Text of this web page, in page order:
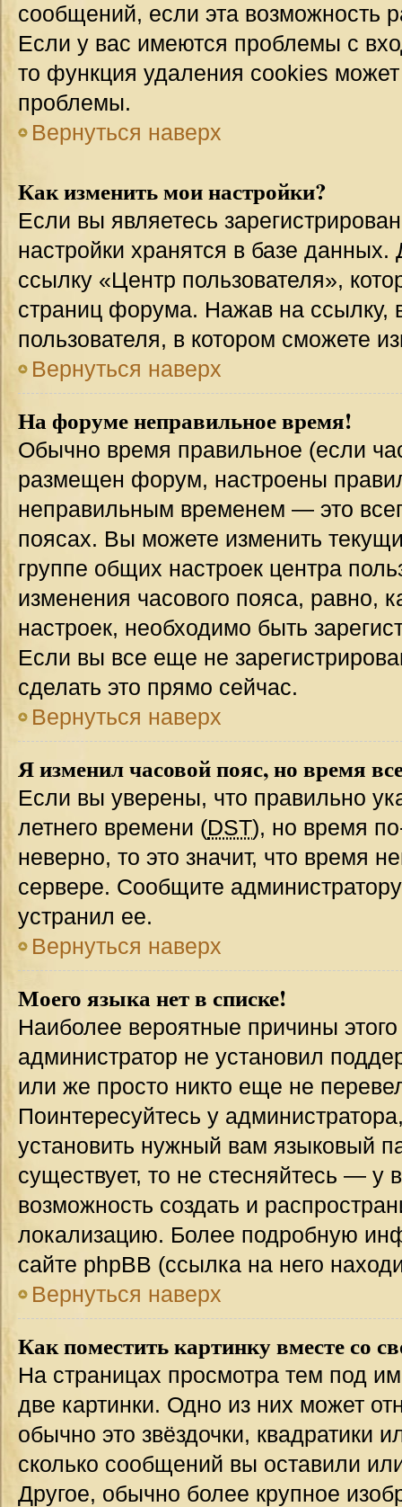
сообщений, если эта возможность
Если у вас имеются проблемы с
то функция удаления cookies
проблемы.
Вернуться наверх
Как изменить мои настройки?
Если вы являетесь
настройки хранятся в базе
ссылку «Центр пользователя»,
страниц форума. Нажав на ссылку,
пользователя, в котором сможете
Вернуться наверх
На форуме неправильное время!
Обычно время правильное (если
размещен форум, настроены
неправильным временем — это
поясах. Вы можете изменить
группе общих настроек центра
изменения часового пояса, равно,
настроек, необходимо быть
Если вы все еще не
сделать это прямо сейчас.
Вернуться наверх
Я изменил часовой пояс, но время
Если вы уверены, что правильно
летнего времени (DST), но время
неверно, то это значит, что время
сервере. Сообщите
устранил ее.
Вернуться наверх
Моего языка нет в списке!
Наиболее вероятные причины этого
администратор не установил
или же просто никто еще не
Поинтересуйтесь у
установить нужный вам языковый
существует, то не стесняйтесь — у
возможность создать и
локализацию. Более подробную
сайте phpBB (ссылка на него
Вернуться наверх
Как поместить картинку вместе со
На страницах просмотра тем под
две картинки. Одно из них может
обычно это звёздочки, квадратики
сколько сообщений вы оставили
Другое, обычно более крупное